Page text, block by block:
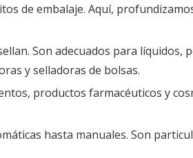
de embalaje. Aquí,
Son adecuados para líquidos,
y selladoras de bolsas.
productos farmacéuticos y
hasta manuales. Son